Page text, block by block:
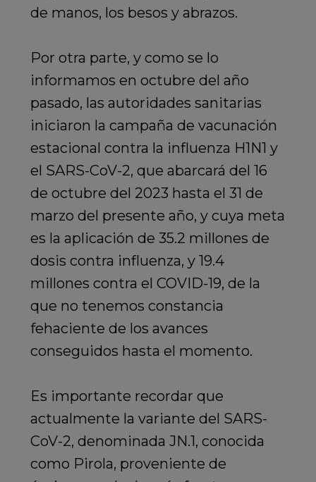
de manos, los besos y abrazos.
Por otra parte, y como se lo
informamos en octubre del año
pasado, las autoridades sanitarias
iniciaron la campaña de vacunación
estacional contra la influenza H1N1 y
el SARS-CoV-2, que abarcará del 16
de octubre del 2023 hasta el 31 de
marzo del presente año, y cuya meta
es la aplicación de 35.2 millones de
dosis contra influenza, y 19.4
millones contra el COVID-19, de la
que no tenemos constancia
fehaciente de los avances
conseguidos hasta el momento.
Es importante recordar que
actualmente la variante del SARS-
CoV-2, denominada JN.1, conocida
como Pirola, proveniente de